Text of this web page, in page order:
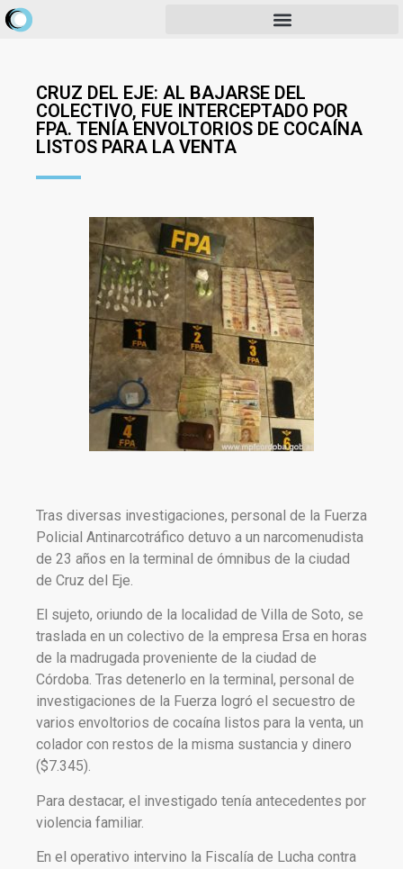
CRUZ DEL EJE: AL BAJARSE DEL
COLECTIVO, FUE INTERCEPTADO POR
FPA. TENÍA ENVOLTORIOS DE COCAÍNA
LISTOS PARA LA VENTA
Tras diversas investigaciones, personal de la Fuerza
Policial Antinarcotráfico detuvo a un narcomenudista
de 23 años en la terminal de ómnibus de la ciudad
de Cruz del Eje.
El sujeto, oriundo de la localidad de Villa de Soto, se
traslada en un colectivo de la empresa Ersa en horas
de la madrugada proveniente de la ciudad de
Córdoba. Tras detenerlo en la terminal, personal de
investigaciones de la Fuerza logró el secuestro de
varios envoltorios de cocaína listos para la venta, un
colador con restos de la misma sustancia y dinero
($7.345).
Para destacar, el investigado tenía antecedentes por
violencia familiar.
En el operativo intervino la Fiscalía de Lucha contra